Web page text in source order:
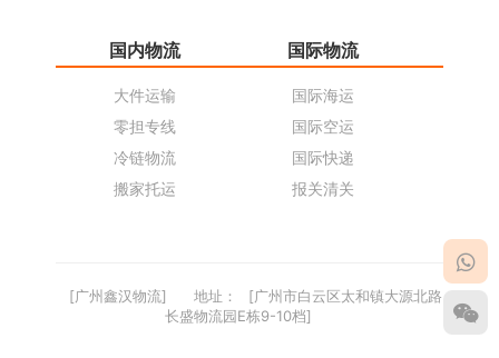
国内物流
大件运输
零担专线
冷链物流
搬家托运
国际物流
国际海运
国际空运
国际快递
报关清关
[广州鑫汉物流] 地址：
[广州市白云区太和镇大源北路
长盛物流园E栋9-10档]